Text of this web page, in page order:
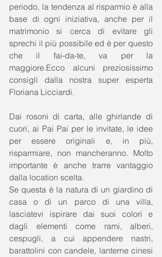
periodo, la tendenza al risparmio è alla
base di ogni iniziativa, anche per il
matrimonio si cerca di evitare gli
sprechi il più possibile ed è per questo
che il fai-da-te, va per la
maggiore.Ecco alcuni preziosissimo
consigli dalla nostra super esperta
Floriana Licciardi.
Dai rosoni di carta, alle ghirlande di
cuori, ai Pai Pai per le invitate, le idee
per essere originali e, in più,
risparmiare, non mancheranno. Molto
importante è anche trarre vantaggio
dalla location scelta.
Se questa è la natura di un giardino di
casa o di un parco di una villa,
lasciatevi ispirare dai suoi colori e
dagli elementi come rami, alberi,
cespugli, a cui appendere nastri,
barattolini con candele, lanterne cinesi